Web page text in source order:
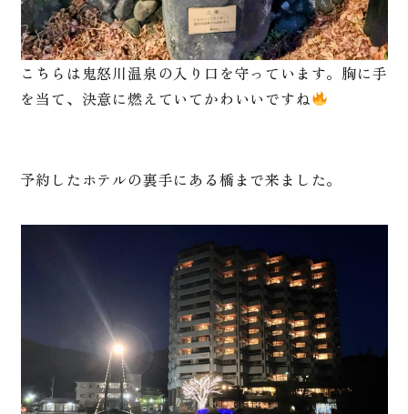
こちらは鬼怒川温泉の入り口を守っています。胸に手
を当て、決意に燃えていてかわいいですね
予約したホテルの裏手にある橋まで来ました。